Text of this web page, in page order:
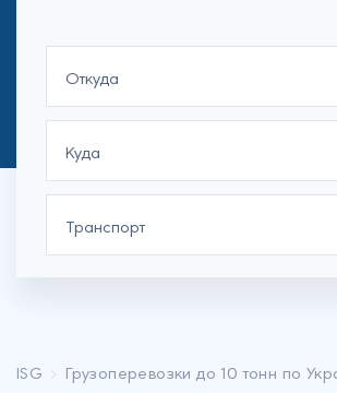
ISG Грузоперевозки до 10 тонн по